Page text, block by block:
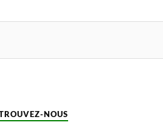
NOUS